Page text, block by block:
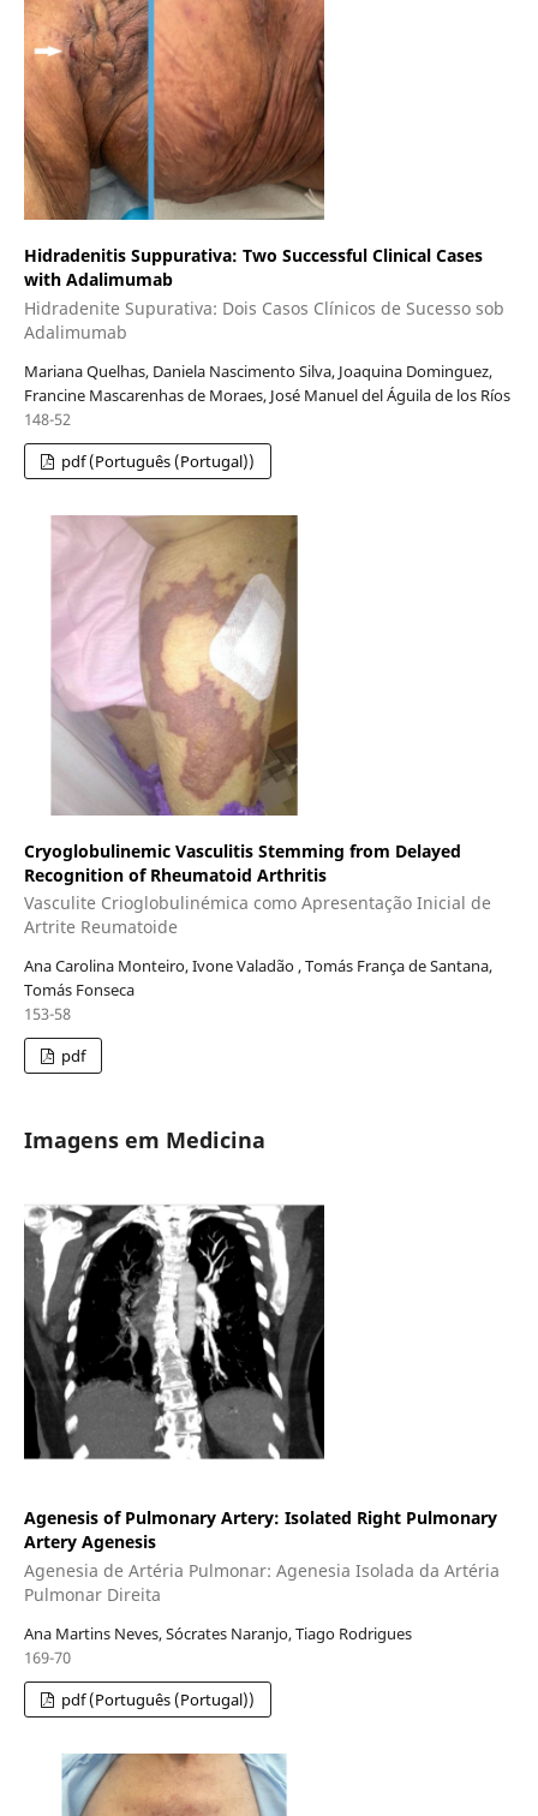
Hidradenitis Suppurativa: Two Successful Clinical Cases
with Adalimumab
Hidradenite Supurativa: Dois Casos Clínicos de Sucesso sob
Adalimumab
Mariana Quelhas, Daniela Nascimento Silva, Joaquina Dominguez,
Francine Mascarenhas de Moraes, José Manuel del Águila de los Ríos
148-52
pdf (Português (Portugal))
Cryoglobulinemic Vasculitis Stemming from Delayed
Recognition of Rheumatoid Arthritis
Vasculite Crioglobulinémica como Apresentação Inicial de
Artrite Reumatoide
Ana Carolina Monteiro, Ivone Valadão , Tomás França de Santana,
Tomás Fonseca
153-58
pdf
Imagens em Medicina
Agenesis of Pulmonary Artery: Isolated Right Pulmonary
Artery Agenesis
Agenesia de Artéria Pulmonar: Agenesia Isolada da Artéria
Pulmonar Direita
Ana Martins Neves, Sócrates Naranjo, Tiago Rodrigues
169-70
pdf (Português (Portugal))